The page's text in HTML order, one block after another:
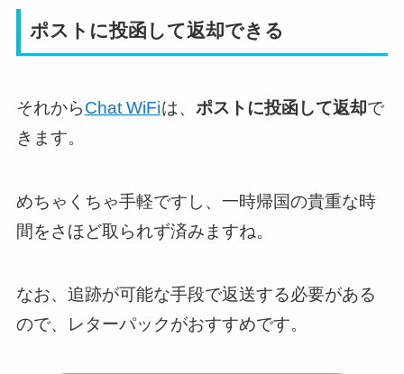
ポストに投函して返却できる
それからChat WiFiは、 ポストに投函して返却で
きます。
めちゃくちゃ手軽ですし、一時帰国の貴重な時
間をさほど取られず済みますね。
なお、追跡が可能な手段で返送する必要がある
ので、レターパックがおすすめです。